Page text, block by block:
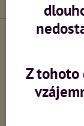
Výroba sítí na
Z tohoto